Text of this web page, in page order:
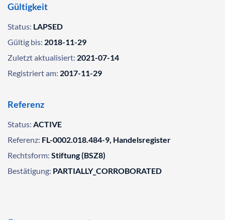
Gültigkeit
Status: LAPSED
Gültig bis: 2018-11-29
Zuletzt aktualisiert: 2021-07-14
Registriert am: 2017-11-29
Referenz
Status: ACTIVE
Referenz: FL-0002.018.484-9, Handelsregister
Rechtsform: Stiftung (BSZ8)
Bestätigung: PARTIALLY_CORROBORATED